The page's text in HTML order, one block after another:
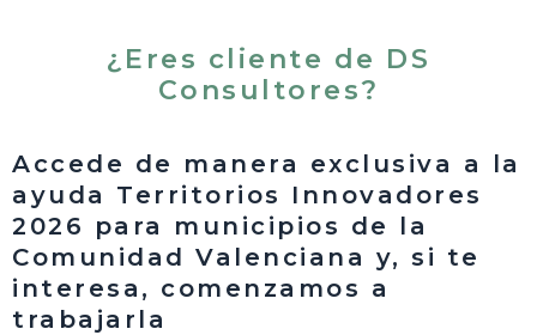
¿Eres cliente de DS
Consultores?
Accede de manera exclusiva a la
ayuda Territorios Innovadores
2026 para municipios de la
Comunidad Valenciana y, si te
interesa, comenzamos a
trabajarla